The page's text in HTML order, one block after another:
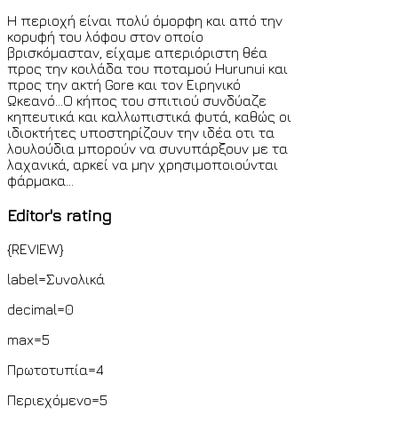
Η περιοχή είναι πολύ όμορφη και από την
κορυφή του λόφου στον οποίο
βρισκόμασταν, είχαμε απεριόριστη θέα
προς την κοιλάδα του ποταμού Hurunui και
προς την ακτή Gore και τον Ειρηνικό
Ωκεανό...Ο κήπος του σπιτιού συνδύαζε
κηπευτικά και καλλωπιστικά φυτά, καθώς οι
ιδιοκτήτες υποστηρίζουν την ιδέα οτι τα
λουλούδια μπορούν να συνυπάρξουν με τα
λαχανικά, αρκεί να μην χρησιμοποιούνται
φάρμακα...
Editor's rating
{REVIEW}
label=Συνολικά
decimal=0
max=5
Πρωτοτυπία=4
Περιεχόμενο=5